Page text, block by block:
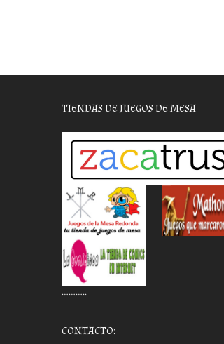
TIENDAS DE JUEGOS DE MESA
………..
CONTACTO: